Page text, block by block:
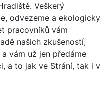
Veškerý
odvezeme a ekologicky
pracovníků vám
našich zkušeností,
vám už jen předáme
a to jak ve Strání, tak i v